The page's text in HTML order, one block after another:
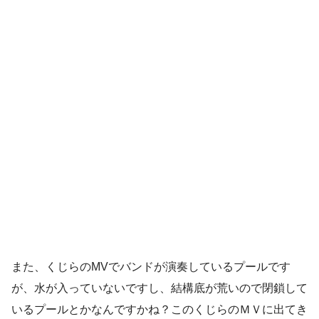
また、くじらのMVでバンドが演奏しているプールです
が、水が入っていないですし、結構底が荒いので閉鎖して
いるプールとかなんですかね？このくじらのＭＶに出てき